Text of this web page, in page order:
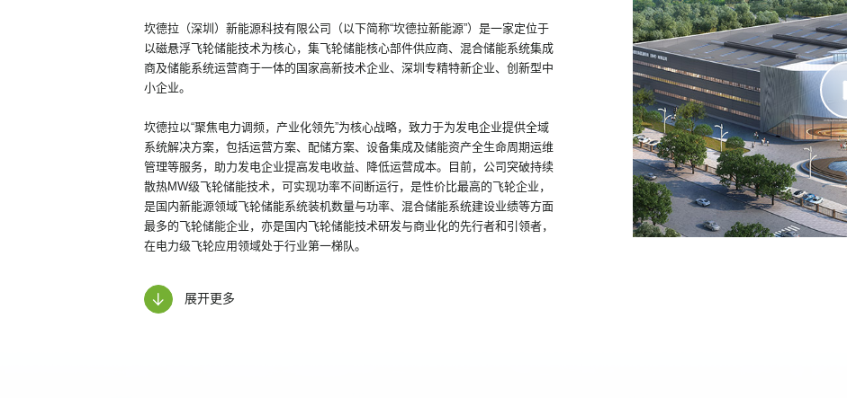
坎德拉（深圳）新能源科技有限公司（以下简称“坎德拉新能源”）是一家定位于
以磁悬浮飞轮储能技术为核心，集飞轮储能核心部件供应商、混合储能系统集成
商及储能系统运营商于一体的国家高新技术企业、深圳专精特新企业、创新型中
小企业。
坎德拉以“聚焦电力调频，产业化领先”为核心战略，致力于为发电企业提供全域
系统解决方案，包括运营方案、配储方案、设备集成及储能资产全生命周期运维
管理等服务，助力发电企业提高发电收益、降低运营成本。目前， 公司突破持续
散热MW级飞轮储能技术，可实现功率不间断运行，是性价比最高的飞轮企业，
是国内新能源领域飞轮储能系统装机数量与功率、混合储能系统建设业绩等方面
最多的飞轮储能企业，亦是国内飞轮储能技术研发与商业化的先行者和引领者，
在电力级飞轮应用领域处于行业第一梯队。
展开更多